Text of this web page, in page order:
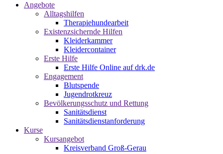
Angebote
Alltagshilfen
Therapiehundearbeit
Existenzsichernde Hilfen
Kleiderkammer
Kleidercontainer
Erste Hilfe
Erste Hilfe Online auf drk.de
Engagement
Blutspende
Jugendrotkreuz
Bevölkerungsschutz und Rettung
Sanitätsdienst
Sanitätsdienstanforderung
Kurse
Kursangebot
Kreisverband Groß-Gerau